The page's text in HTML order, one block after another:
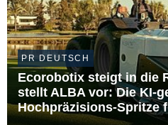
PR DEUTSCH
Ecorobotix steigt in die
stellt ALBA vor: Die KI-
Hochpräzisions-Spritze
Sportrasenmanagement